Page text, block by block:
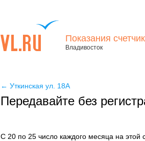
Показания
Владивосток
← Уткинская ул. 18А
Передавайте без
С 20 по 25 число каждого месяца на этой